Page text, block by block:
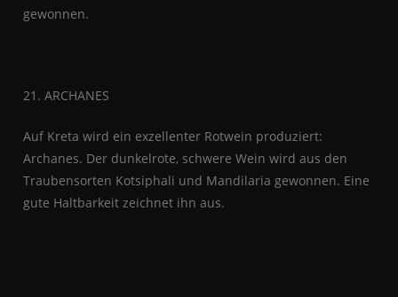
gewonnen.
21. ARCHANES
Auf Kreta wird ein exzellenter Rotwein produziert:
Archanes. Der dunkelrote, schwere Wein wird aus den
Traubensorten Kotsiphali und Mandilaria gewonnen. Eine
gute Haltbarkeit zeichnet ihn aus.